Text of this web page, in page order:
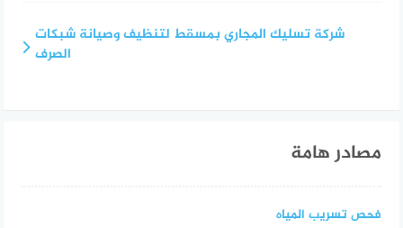
شركة تسليك المجاري بمسقط لتنظيف وصيانة شبكات
الصرف
مصادر هامة
فحص تسريب المياه